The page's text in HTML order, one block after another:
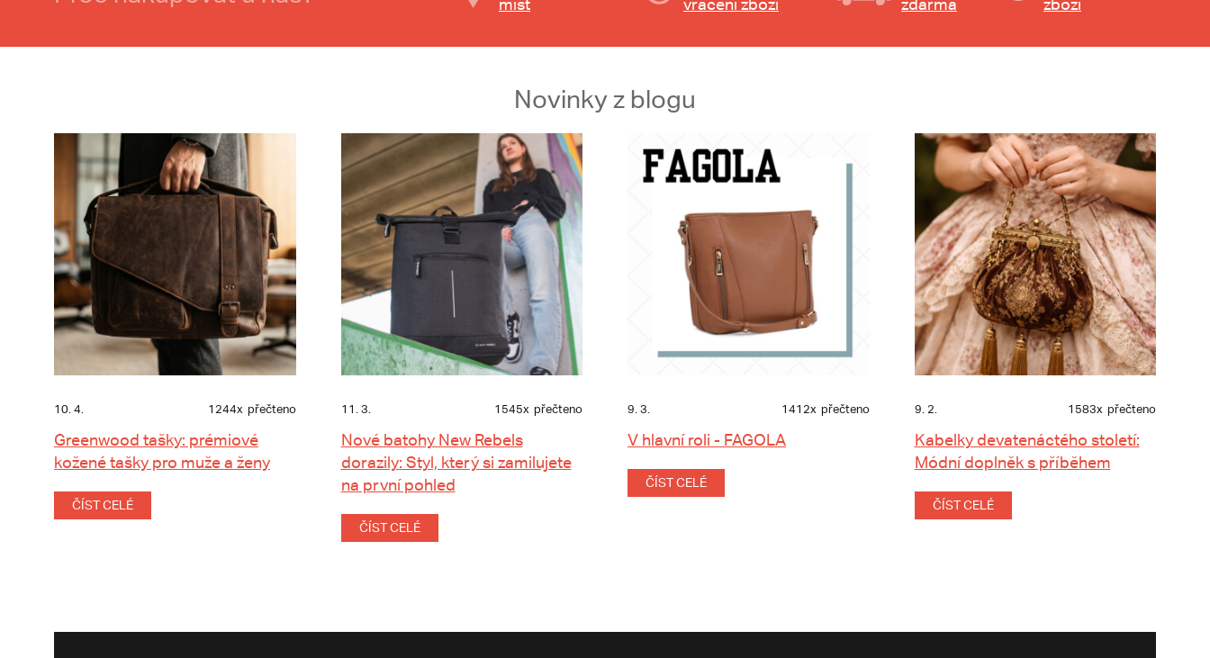
míst
vrácení zboží
zdarma
zboží
Novinky z blogu
10. 4. 1244x přečteno
Greenwood tašky: prémiové
kožené tašky pro muže a ženy
ČÍST CELÉ
11. 3. 1545x přečteno
Nové batohy New Rebels
dorazily: Styl, který si zamilujete
na první pohled
ČÍST CELÉ
9. 3. 1412x přečteno
V hlavní roli - FAGOLA
ČÍST CELÉ
9. 2. 1583x přečteno
Kabelky devatenáctého století:
Módní doplněk s příběhem
ČÍST CELÉ